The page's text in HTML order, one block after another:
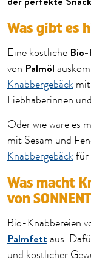
Was gibt es
Eine köstliche
von Palmöl
Knabbergebäck
Liebhaberinnen
Oder wie wäre es
mit Sesam und
Knabbergebäckfür
Was macht
von
Bio-Knabbereien
Palmfettaus.
und köstlicher